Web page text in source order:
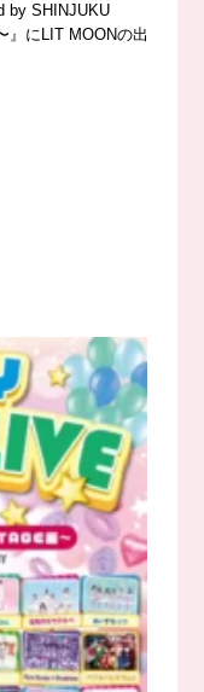
by SHINJUKU
』にLIT MOONの出